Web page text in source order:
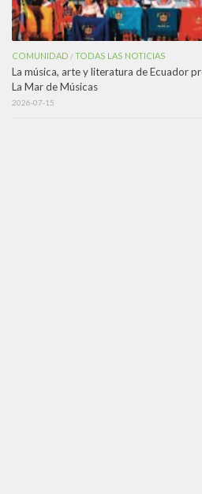
COMUNIDAD /TODAS LAS NOTICIAS
La música, arte y literatura de Ecuador
La Mar de Músicas
2026-07-15